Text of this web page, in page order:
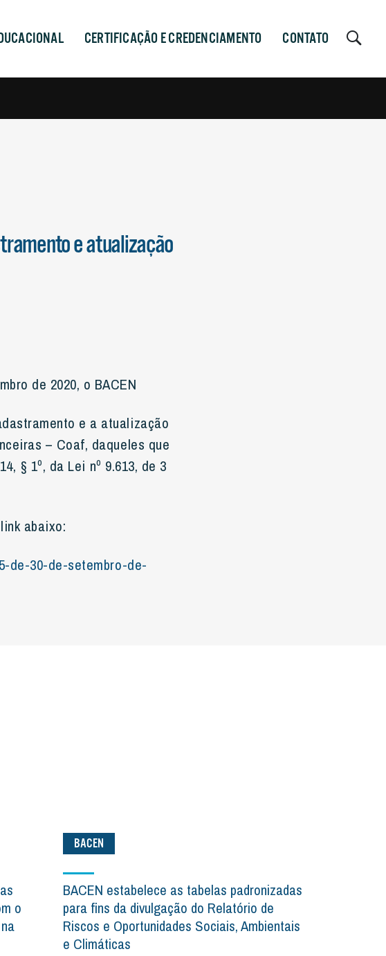
CERTIFICAÇÃO E CREDENCIAMENTO CONTATO
e atualização
de 2020, o BACEN
e a atualização
– Coaf, daqueles que
§ 1º, da Lei nº 9.613, de 3
abaixo:
de-30-de-setembro-de-
o
BACEN
BACEN estabelece as tabelas padronizadas
para fins da divulgação do Relatório de
Riscos e Oportunidades Sociais, Ambientais
e Climáticas